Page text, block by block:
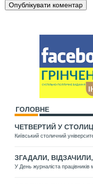
ГОЛОВНЕ
ЧЕТВЕРТИЙ У
Київський столичний
ЗГАДАЛИ,
У День журналіста працівників